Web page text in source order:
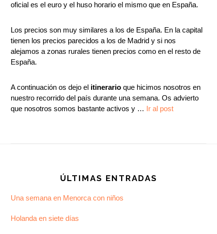
oficial es el euro y el huso horario el mismo que en España.
Los precios son muy similares a los de España. En la capital
tienen los precios parecidos a los de Madrid y si nos
alejamos a zonas rurales tienen precios como en el resto de
España.
A continuación os dejo el itinerario que hicimos nosotros en
nuestro recorrido del país durante una semana. Os advierto
que nosotros somos bastante activos y … Ir al post
ÚLTIMAS ENTRADAS
Una semana en Menorca con niños
Holanda en siete días